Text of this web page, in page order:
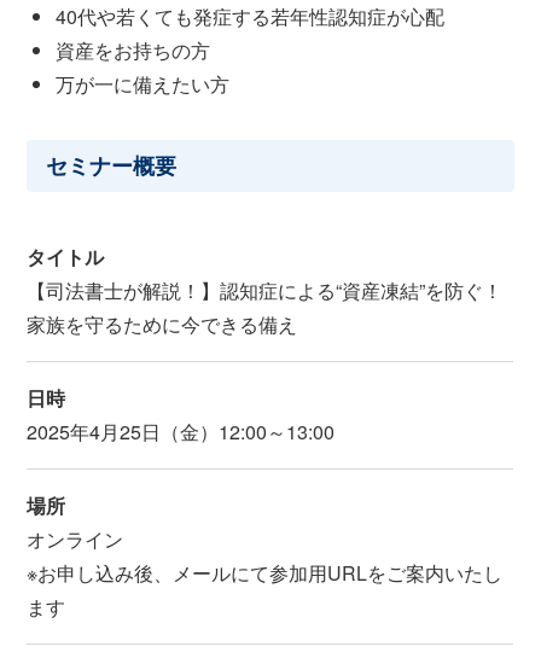
40代や若くても発症する若年性認知症が心配
資産をお持ちの方
万が一に備えたい方
セミナー概要
タイトル
【司法書士が解説！】認知症による“資産凍結”を防ぐ！
家族を守るために今できる備え
日時
2025年4月25日（金）12:00～13:00
場所
オンライン
※お申し込み後、メールにて参加用URLをご案内いたし
ます